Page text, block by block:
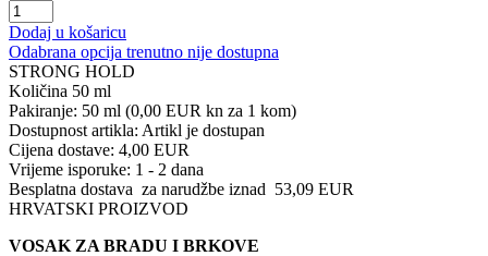
Dodaj u košaricu
Odabrana opcija trenutno nije dostupna
STRONG HOLD
Količina 50 ml
Pakiranje: 50 ml (0,00 EUR kn za 1 kom)
Dostupnost artikla: Artikl je dostupan
Cijena dostave: 4,00 EUR
Vrijeme isporuke: 1 - 2 dana
Besplatna dostava za narudžbe iznad 53,09 EUR
HRVATSKI PROIZVOD
VOSAK ZA BRADU I BRKOVE